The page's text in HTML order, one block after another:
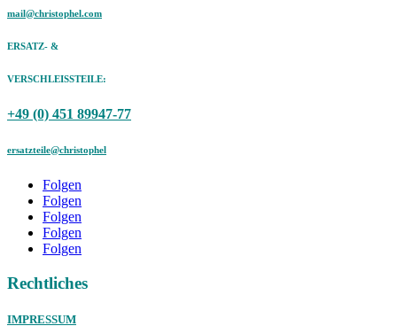
mail@christophel.com
ERSATZ- &
VERSCHLEISSTEILE:
+49 (0) 451 89947-77
ersatzteile@christophel
Folgen
Folgen
Folgen
Folgen
Folgen
Rechtliches
IMPRESSUM